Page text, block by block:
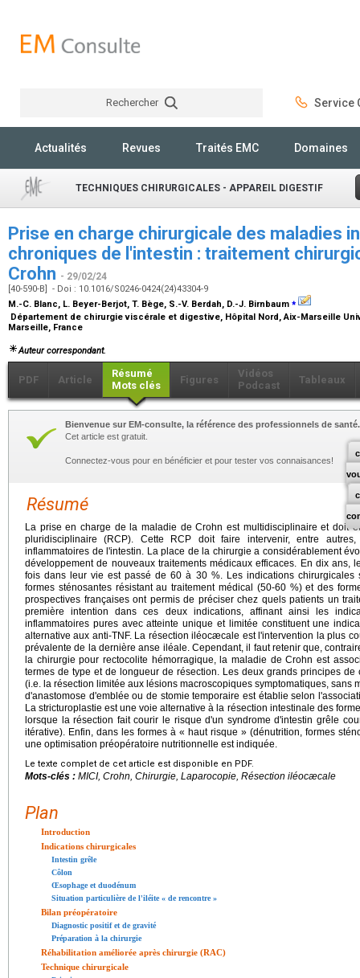
Rechercher Service
Actualités Revues Traités EMC Domaines
TECHNIQUES CHIRURGICALES - APPAREIL DIGESTIF
Prise en charge chirurgicale des maladies
chroniques de l'intestin : traitement
Crohn - 29/02/24
[40-590-B] - Doi : 10.1016/S0246-0424(24)43304-9
M.-C. Blanc, L. Beyer-Berjot, T. Bège, S.-V. Berdah, D.-J. Birnbaum ⁎
Département de chirurgie viscérale et digestive, Hôpital Nord, Aix-Marseille
Marseille, France
Auteur correspondant.
PDF Article
Résumé
Mots clés
Figures
Vidéos
Podcast
Tableaux
Bienvenue sur EM-consulte, la référence des professionnels de santé.
Cet article est gratuit.
Connectez-vous pour en bénéficier et pour tester vos connaisances!
Résumé
La prise en charge de la maladie de Crohn est multidisciplinaire et doit
pluridisciplinaire (RCP). Cette RCP doit faire intervenir, entre
inflammatoires de l'intestin. La place de la chirurgie a considérablement
développement de nouveaux traitements médicaux efficaces. En dix ans,
fois dans leur vie est passé de 60 à 30 %. Les indications chirurgicales
formes sténosantes résistant au traitement médical (50-60 %) et des
prospectives françaises ont permis de préciser chez quels patients un
première intention dans ces deux indications, affinant ainsi les
inflammatoires pures avec atteinte unique et limitée constituent une
alternative aux anti-TNF. La résection iléocæcale est l'intervention la plus
prévalente de la dernière anse iléale. Cependant, il faut retenir que,
la chirurgie pour rectocolite hémorragique, la maladie de Crohn est
termes de type et de longueur de résection. Les deux grands principes
(i.e. la résection limitée aux lésions macroscopiques symptomatiques, sans
d'anastomose d'emblée ou de stomie temporaire est établie selon
La stricturoplastie est une voie alternative à la résection intestinale des
lorsque la résection fait courir le risque d'un syndrome d'intestin grêle
itérative). Enfin, dans les formes à « haut risque » (dénutrition, formes
une optimisation préopératoire nutritionnelle est indiquée.
Le texte complet de cet article est disponible en PDF.
Mots-clés : MICI, Crohn, Chirurgie, Laparocopie, Résection iléocæcale
Plan
Introduction
Indications chirurgicales
Intestin grêle
Côlon
Œsophage et duodénum
Situation particulière de l'iléite « de rencontre »
Bilan préopératoire
Diagnostic positif et de gravité
Préparation à la chirurgie
Réhabilitation améliorée après chirurgie (RAC)
Technique chirurgicale